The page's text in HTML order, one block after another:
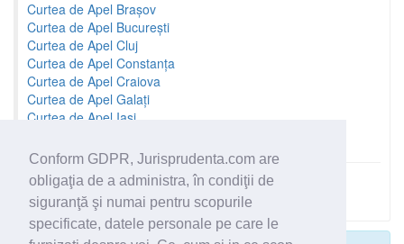
Conform GDPR, Jurisprudenta.com are
obligaţia de a administra, în condiţii de
siguranţă şi numai pentru scopurile
specificate, datele personale pe care le
Curtea de Apel Brașov
Curtea de Apel București
Curtea de Apel Cluj
Curtea de Apel Constanța
Curtea de Apel Craiova
Curtea de Apel Galați
Curtea de Apel Iași
Toate instantele